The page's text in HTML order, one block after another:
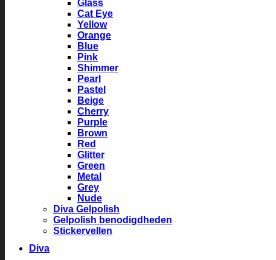
Glass
Cat Eye
Yellow
Orange
Blue
Pink
Shimmer
Pearl
Pastel
Beige
Cherry
Purple
Brown
Red
Glitter
Green
Metal
Grey
Nude
Diva Gelpolish
Gelpolish benodigdheden
Stickervellen
Diva